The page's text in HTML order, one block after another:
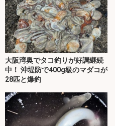
大阪湾奥でタコ釣りが好調継続
中！ 沖堤防で400g級のマダコが
28匹と爆釣